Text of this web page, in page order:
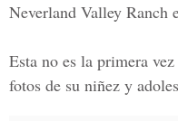
Neverland Valley Ranch
Esta no es la primera
fotos de su niñez y